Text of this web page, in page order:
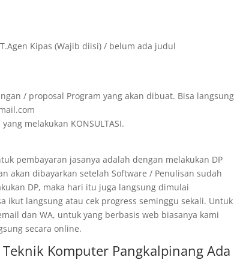
Kipas (Wajib diisi) / belum ada judul
/ proposal Program yang akan dibuat. Bisa langsung
melakukan KONSULTASI.
pembayaran jasanya adalah dengan melakukan DP
akan dibayarkan setelah Software / Penulisan sudah
DP, maka hari itu juga langsung dimulai
ikut langsung atau cek progress seminggu sekali. Untuk
dan WA, untuk yang berbasis web biasanya kami
secara online.
Komputer Pangkalpinang Ada